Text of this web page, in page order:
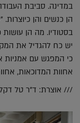
במדינה. סביבת
הן כנשים והן
בסטודיו. מה הן
יש כח להגדיל את
כי המפגש עם אמניות
אחוות המדוכאות,
/// אוצרת: ד"ר טל דקל. עד: 7/4. גולומב